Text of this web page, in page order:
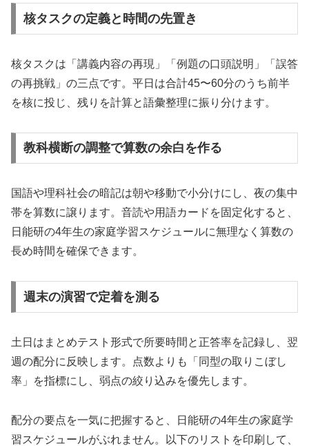
核タスクの定義と時間の先置き
核タスクは「講義内容の再現」「例題の口頭説明」「誤答
の再挑戦」の三点です。平日は合計45〜60分のうち前半
を核に投じ、残りを計算と語彙整理に振り分けます。
教科横断の調整で算数の余白を作る
国語や理科社会の暗記は朝や移動で小分けにし、夜の集中
帯を算数に譲ります。音読や用語カードを固定化すると、
日能研の4年生の家庭学習スケジュールに無理なく算数の
長め時間を確保できます。
週末の演習で定着を測る
土日はまとめテスト形式で所要時間と正答率を記録し、翌
週の配分に反映します。点数よりも「同型の取りこぼし
率」を指標にし、弱点の絞り込みを優先します。
配分の要点を一気に把握すると、日能研の4年生の家庭学
習スケジュールがぶれません。以下のリストを印刷して、